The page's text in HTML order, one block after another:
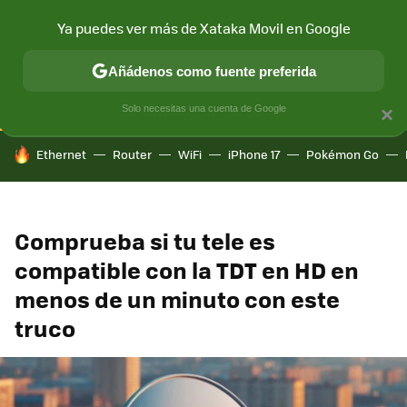
CONECTIVIDAD MÓVIL Y SOCIEDAD APLICACIONES
HOY SE HABLA DE
Ethernet Router WiFi iPhone 17 Pokémon Go
Comprueba si tu tele es
compatible con la TDT en HD en
menos de un minuto con este
truco
×
Ya puedes ver más de Xataka Movil en Google
Añádenos como fuente preferida
Solo necesitas una cuenta de Google